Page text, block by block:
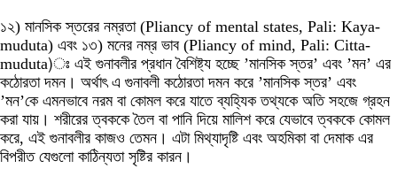
১২) মানসিক স্তরের নম্রতা (Pliancy of mental states, Pali: Kaya-
muduta) এবং ১৩) মনের নম্র ভাব (Pliancy of mind, Pali: Citta-
muduta)ঃ এই গুনাবলীর প্রধান বৈশিষ্ট্য হচ্ছে ’মানসিক স্তর’ এবং ’মন’ এর
কঠোরতা দমন। অর্থাৎ এ গুনাবলী কঠোরতা দমন করে ’মানসিক স্তর’ এবং
’মন’কে এমনভাবে নরম বা কোমল করে যাতে ব্যহ্যিক তথ্যকে অতি সহজে গ্রহন
করা যায়। শরীরের ত্বককে তৈল বা পানি দিয়ে মালিশ করে যেভাবে ত্বককে কোমল
করে, এই গুনাবলীর কাজও তেমন। এটা মিথ্যাদৃষ্টি এবং অহমিকা বা দেমাক এর
বিপরীত যেগুলো কাঠিন্যতা সৃষ্টির কারন।